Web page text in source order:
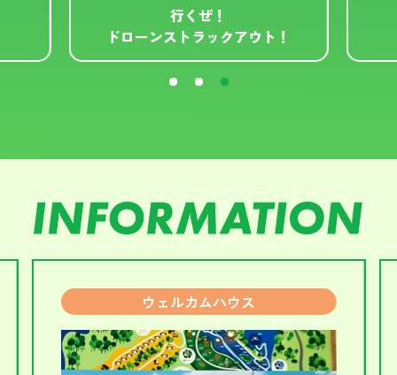
行くぜ！
ドローンストラックアウト！
ウェルカムハウス